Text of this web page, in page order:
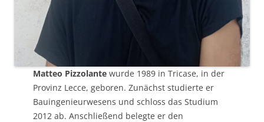
Matteo Pizzolante wurde 1989 in Tricase, in der
Provinz Lecce, geboren. Zunächst studierte er
Bauingenieurwesens und schloss das Studium
2012 ab. Anschließend belegte er den